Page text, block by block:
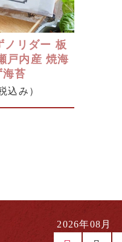
ノリダー 板
戸内産 焼海
苔
込み）
2026年08月